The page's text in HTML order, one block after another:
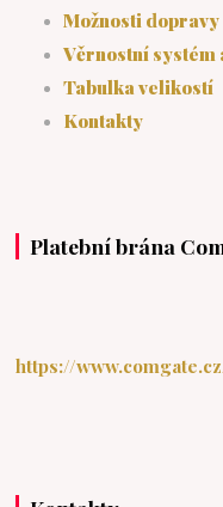
Možnosti
Věrnostní systém
Tabulka velikostí
Kontakty
Platební brána
https://